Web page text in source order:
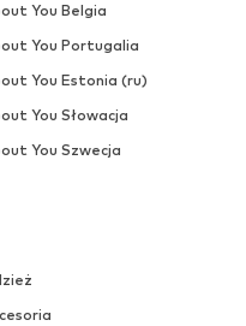
You Belgia
You Portugalia
You Estonia (ru)
You Słowacja
You Szwecja